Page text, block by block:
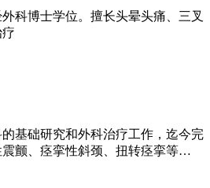
科博士学位。擅长头晕头痛、三叉
基础研究和外科治疗工作，迄今完
颤、痉挛性斜颈、扭转痉挛等…